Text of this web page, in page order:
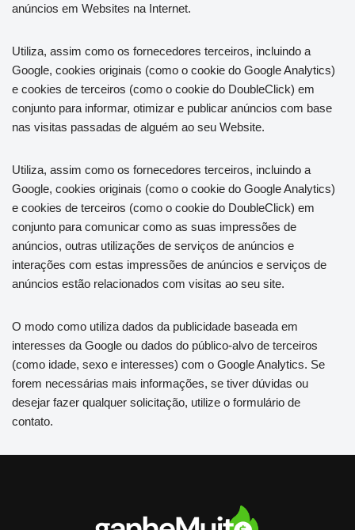
anúncios em Websites na Internet.
Utiliza, assim como os fornecedores terceiros, incluindo a
Google, cookies originais (como o cookie do Google Analytics)
e cookies de terceiros (como o cookie do DoubleClick) em
conjunto para informar, otimizar e publicar anúncios com base
nas visitas passadas de alguém ao seu Website.
Utiliza, assim como os fornecedores terceiros, incluindo a
Google, cookies originais (como o cookie do Google Analytics)
e cookies de terceiros (como o cookie do DoubleClick) em
conjunto para comunicar como as suas impressões de
anúncios, outras utilizações de serviços de anúncios e
interações com estas impressões de anúncios e serviços de
anúncios estão relacionados com visitas ao seu site.
O modo como utiliza dados da publicidade baseada em
interesses da Google ou dados do público-alvo de terceiros
(como idade, sexo e interesses) com o Google Analytics. Se
forem necessárias mais informações, se tiver dúvidas ou
desejar fazer qualquer solicitação, utilize o formulário de
contato.